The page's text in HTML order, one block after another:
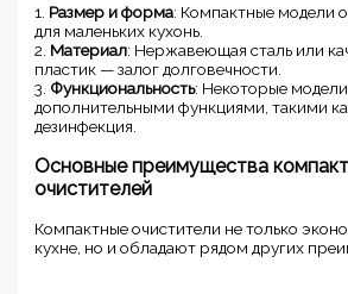
1. Размер и форма: Компактные модели
для маленьких кухонь.
2. Материал: Нержавеющая сталь или
пластик — залог долговечности.
3. Функциональность: Некоторые
дополнительными функциями, такими
дезинфекция.
Основные преимущества
очистителей
Компактные очистители не только
кухне, но и обладают рядом других